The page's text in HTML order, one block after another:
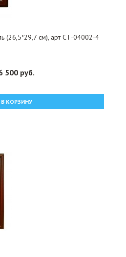
(26,5*29,7 см), арт СТ-04002-4
500 руб.
В КОРЗИНУ